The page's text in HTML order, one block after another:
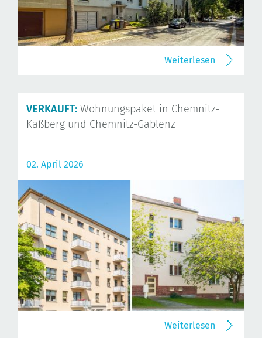
Weiterlesen
VERKAUFT: Wohnungspaket in Chemnitz-
Kaßberg und Chemnitz-Gablenz
02. April 2026
Weiterlesen